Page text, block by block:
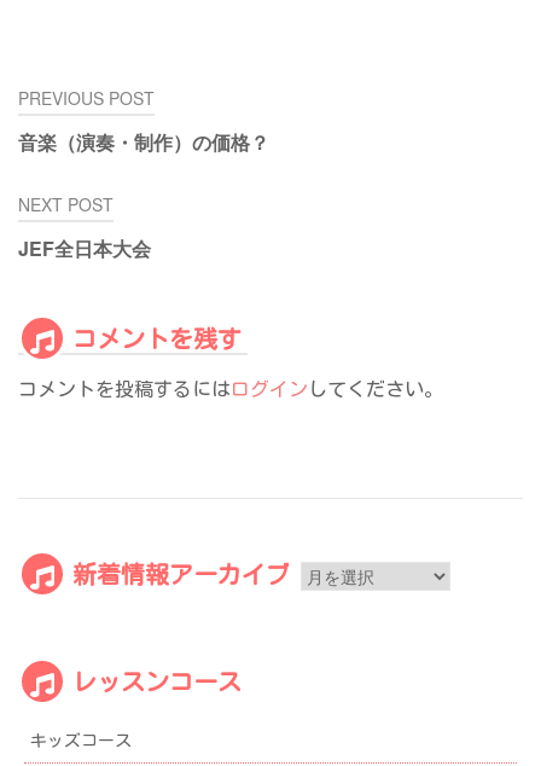
投
稿
ナ
ゲ
ー
ン
PREVIOUS POST
音楽（演奏・制作）の価格？
NEXT POST
JEF全日本大会
コメントを残す
コメントを投稿するにはログイン してください。
新着情報アーカイブ
新
レッスンコース
キッズコース